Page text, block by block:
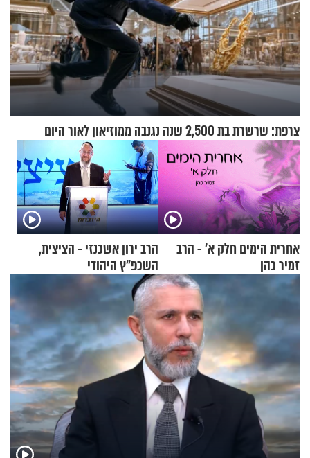
צרפת: שרשרת בת 2,500 שנה נגנבה ממוזיאון לאור היום
אחרית הימים חלק א’ - הרב
זמיר כהן
הרב ירון אשכנזי - הציצית,
השכפ"ץ היהודי